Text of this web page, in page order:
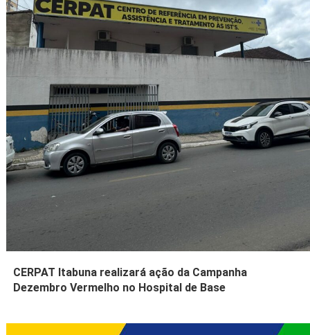
CERPAT Itabuna realizará ação da Campanha
Dezembro Vermelho no Hospital de Base